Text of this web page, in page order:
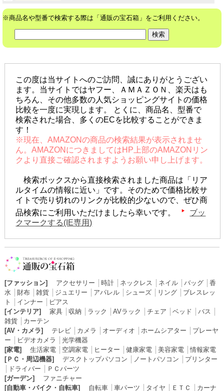
※商品名や型番で検索する際は「通販の宝石箱」をご利用ください。
この度は当サイトへのご訪問、誠にありがとうござい
ます。当サイトではヤフー、ＡＭＡＺＯＮ、楽天はも
ちろん、その他多数の人気ショッピングサイトの価格
比較を一度に実現します。 とくに、商品名、型番で
検索された場合、多くのECを比較することができま
す！
※現在、AMAZONの商品の検索結果が表示されませ
ん。AMAZONにつきましてはHP上部のAMAZONリン
クより直接ご確認されますようお願い申し上げます。
検索ボックスから直接検索されました商品は「リア
ルタイムの情報に近い」です。そのためで価格比較サ
イトで売り切れのリンクが比較的少ないので、ぜひ商
品検索にご利用いただけましたら幸いです。
ブッ
クマークする(IE専用)
[ファッション] アクセサリー 時計│ ネックレス ネイル│ バッグ│ 香
水
財布│ 雑貨│ ジュエリー アパレル│ シューズ│ リング│ ブレスレッ
ト
インナー
ピアス
[インテリア]
家具│ 収納 ラック AVラック チェア ベッド バス
雑貨│ カーテン
[AV・カメラ]
テレビ│ カメラ オーディオ ホームシアター
プレーヤ
ー
ビデオカメラ
光学機器
[家電]
生活家電│ 空調家電│ ヒーター 健康家電│ 美容家電│情報家電
[ＰＣ・周辺機器]
デスクトップパソコン ノートパソコン
プリンター
ドライバー
ＰＣパーツ
[ガーデン]
ファニチャー
[自動車・バイク・自転車]
自転車│ 車パーツ タイヤ ＥＴＣ カーナ